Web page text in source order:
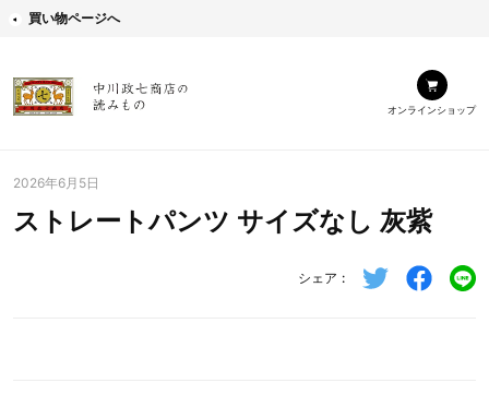
買い物ページへ
オンラインショップ
2026年6月5日
ストレートパンツ サイズなし 灰紫
シェア